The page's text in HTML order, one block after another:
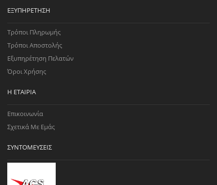
ΕΞΥΠΗΡΈΤΗΣΗ
Τρόποι Πληρωμής
Τρόποι Αποστολής
Εξυπηρέτηση Πελατών
Όροι Χρήσης
Η ΕΤΑΙΡΊΑ
Επικοινωνία
Σχετικά Με Εμάς
ΣΥΝΤΟΜΕΎΣΕΙΣ